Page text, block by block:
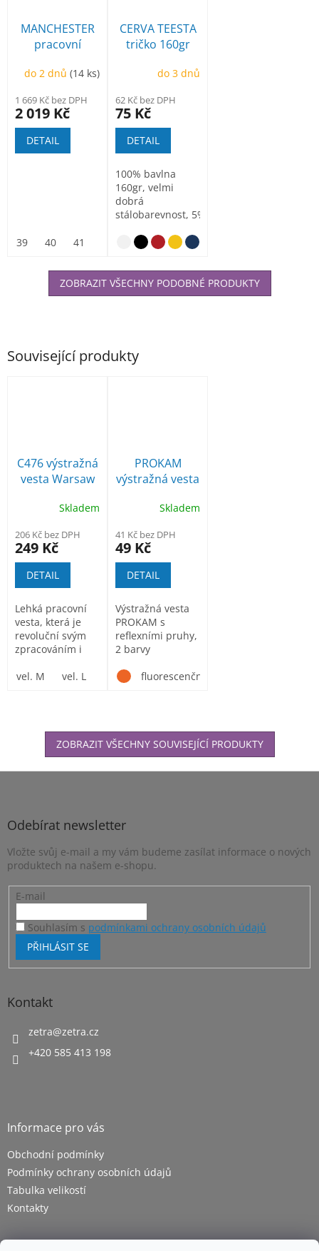
Související produkty
C476 výstražná
vesta Warsaw
Skladem
206 Kč bez DPH
249 Kč
DETAIL
Lehká pracovní
vesta, která je
revoluční svým
zpracováním i
zapínání...
vel. M vel. L vel. XL vel. XXL
PROKAM
výstražná vesta
Skladem
41 Kč bez DPH
49 Kč
DETAIL
Výstražná vesta
PROKAM s
reflexními pruhy,
2 barvy
fluorescenční žlutá
ZOBRAZIT VŠECHNY SOUVISEJÍCÍ PRODUKTY
MANCHESTER
pracovní
do 2 dnů(14 ks)
1 669 Kč bez DPH
2 019 Kč
DETAIL
39 40 41 43 44 45
CERVA TEESTA
tričko 160gr
do 3 dnů
62 Kč bez DPH
75 Kč
DETAIL
100% bavlna
160gr, velmi
dobrá
stálobarevnost, 5%
průkrčníku,
ZOBRAZIT VŠECHNY PODOBNÉ PRODUKTY
Z
Odebírat newsletter
Vložte svůj e-mail a my vám budeme zasílat informace o nových
produktech na našem e-shopu.
E-mail
Souhlasím s podmínkami ochrany osobních údajů
PŘIHLÁSIT SE
Kontakt
zetra@zetra.cz
+420 585 413 198
Informace pro vás
Obchodní podmínky
Podmínky ochrany osobních údajů
Tabulka velikostí
Kontakty